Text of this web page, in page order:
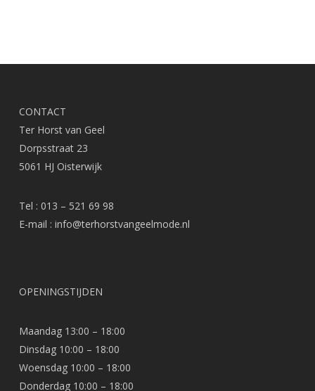
CONTACT
Ter Horst van Geel
Dorpsstraat 23
5061 HJ Oisterwijk
Tel : 013 – 521 69 98
E-mail : info@terhorstvangeelmode.nl
OPENINGSTIJDEN
Maandag 13:00 – 18:00
Dinsdag 10:00 – 18:00
Woensdag 10:00 – 18:00
Donderdag 10:00 – 18:00